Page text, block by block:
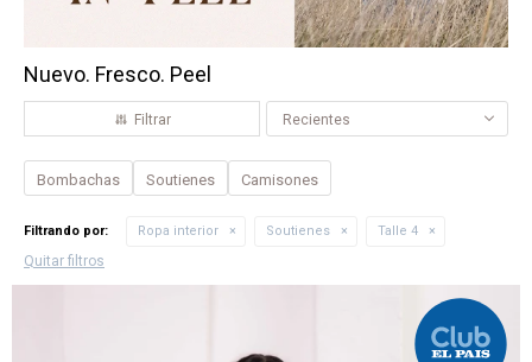
Nuevo. Fresco. Peel
Recientes
Bombachas Soutienes Camisones
Filtrando por: Ropa interior Soutienes Talle 4
Quitar filtros